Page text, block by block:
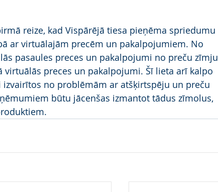
reize, kad Vispārējā tiesa pieņēma spriedumu
ar virtuālajām precēm un pakalpojumiem. No
pasaules preces un pakalpojumi no preču zīmju
preces un pakalpojumi. Šī lieta arī kalpo
izvairītos no problēmām ar atšķirtspēju un preču
būtu jācenšas izmantot tādus zīmolus,